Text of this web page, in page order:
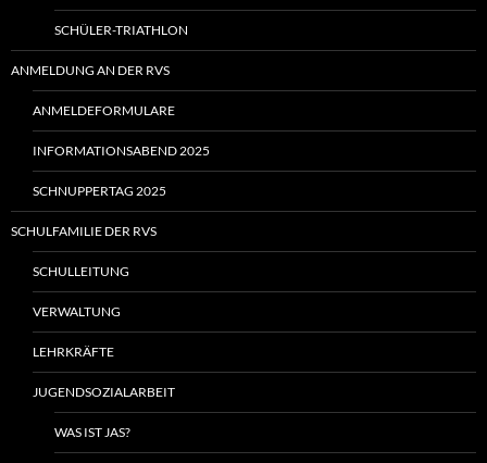
SCHÜLER-TRIATHLON
ANMELDUNG AN DER RVS
ANMELDEFORMULARE
INFORMATIONSABEND 2025
SCHNUPPERTAG 2025
SCHULFAMILIE DER RVS
SCHULLEITUNG
VERWALTUNG
LEHRKRÄFTE
JUGENDSOZIALARBEIT
WAS IST JAS?